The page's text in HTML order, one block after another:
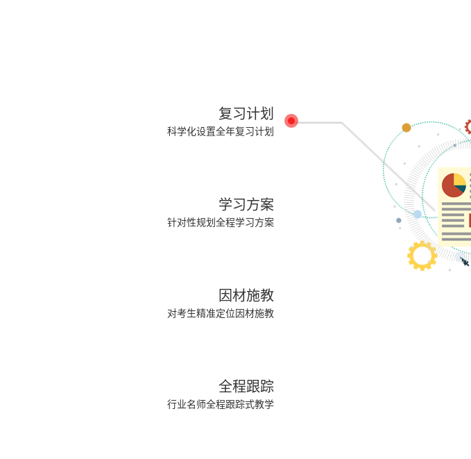
复习计划
科学化设置全年复习计划
学习方案
针对性规划全程学习方案
因材施教
对考生精准定位因材施教
全程跟踪
行业名师全程跟踪式教学